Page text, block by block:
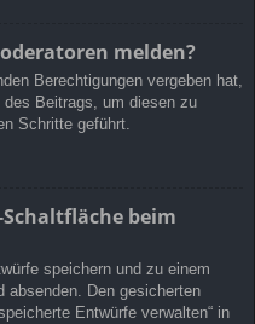
melden?
Berechtigungen vergeben hat,
Beitrags, um diesen zu
Schritte geführt.
beim
speichern und zu einem
absenden. Den gesicherten
Entwürfe verwalten“ in